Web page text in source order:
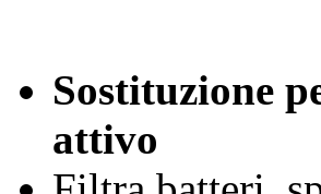
Sostituzione
attivo